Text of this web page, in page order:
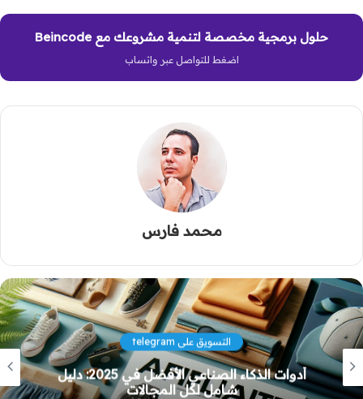
حلول برمجية مخصصة لتنمية مشروعك مع Beincode
اضغط للتواصل عبر واتساب
محمد فارس
التسويق على tiktok
Recraft: دليل شامل لتوليد الصور بالذكاء
الاصطناعي في 2025